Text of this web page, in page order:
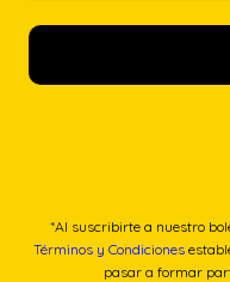
*Al suscribirte a nuestro
Términos y Condiciones
pasar a formar